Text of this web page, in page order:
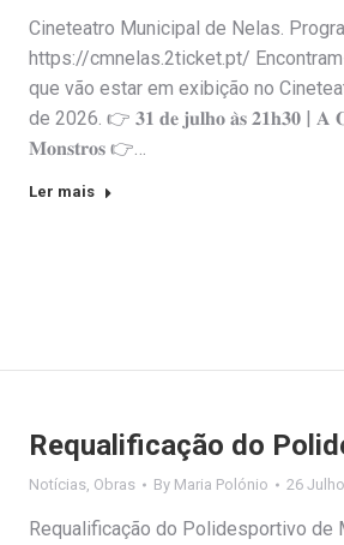
Cineteatro Municipal de Nelas.
https://cmnelas.2ticket.pt/
que vão estar em exibição no
de 2026. 👉 𝟑𝟏 𝐝𝐞 𝐣𝐮𝐥𝐡𝐨 𝐚̀𝐬 𝟐𝟏𝐡𝟑𝟎 | 𝐀
𝐌𝐨𝐧𝐬𝐭𝐫𝐨𝐬 👉…
Ler mais
Requalificação do
Notícias Obras By Maria Polónio 26
Requalificação do Polidesportivo de